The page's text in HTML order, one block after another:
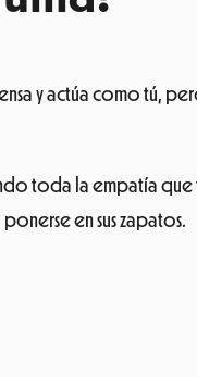
y actúa como tú,
toda la empatía
en sus zapatos.